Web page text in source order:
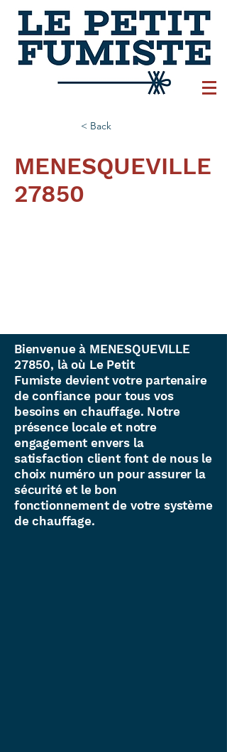
< Back
MENESQUEVILLE
27850
Bienvenue à MENESQUEVILLE
27850, là où Le Petit
Fumiste devient votre partenaire
de confiance pour tous vos
besoins en chauffage. Notre
présence locale et notre
engagement envers la
satisfaction client font de nous le
choix numéro un pour assurer la
sécurité et le bon
fonctionnement de votre système
de chauffage.